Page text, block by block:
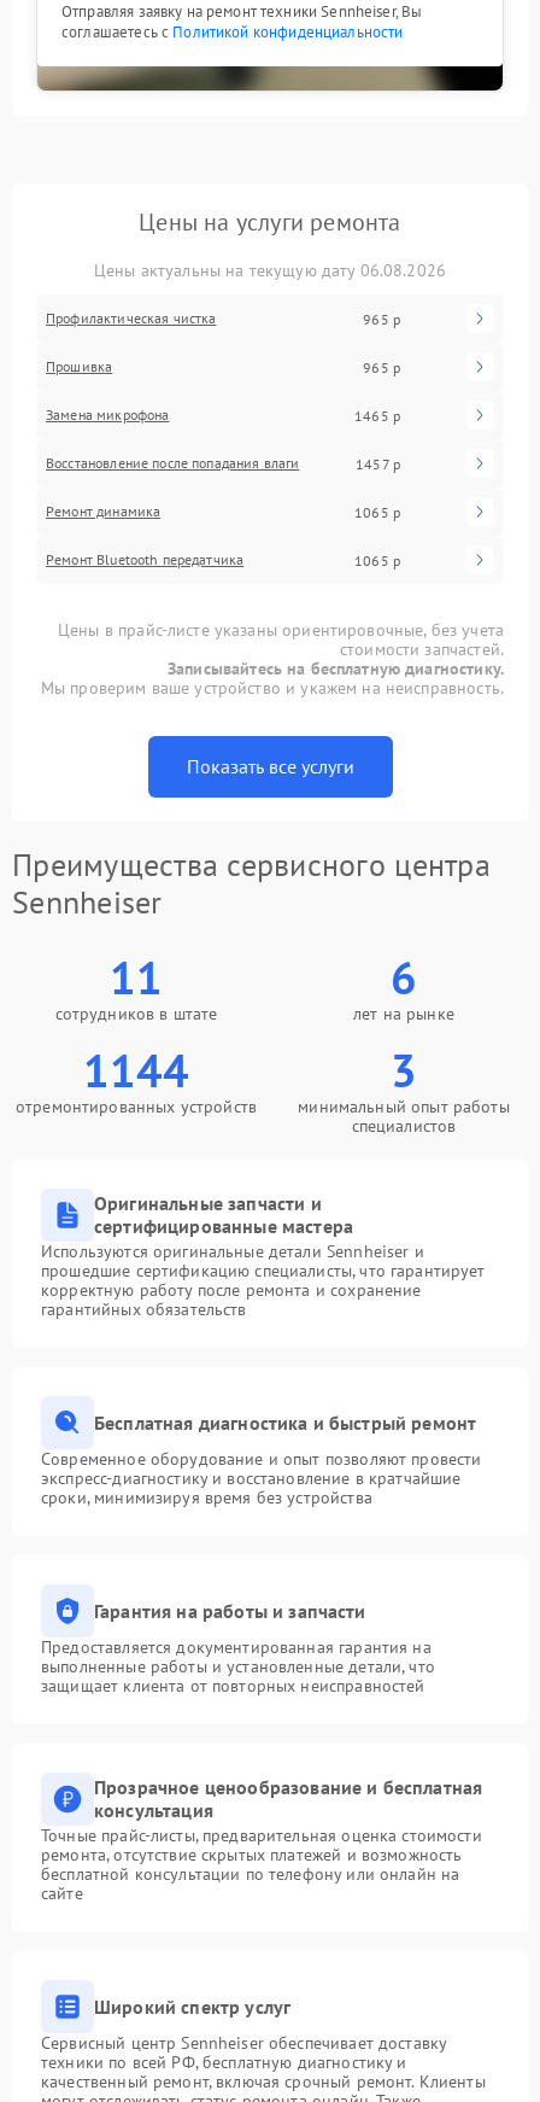
Отправляя заявку на ремонт техники Sennheiser, Вы
соглашаетесь с Политикой конфиденциальности
Цены на услуги ремонта
Цены актуальны на текущую дату 06.08.2026
Профилактическая чистка 965 р
Прошивка 965 р
Замена микрофона 1465 р
Восстановление после попадания влаги 1457 р
Ремонт динамика 1065 р
Ремонт Bluetooth передатчика 1065 р
Цены в прайс-листе указаны ориентировочные, без учета
стоимости запчастей.
Записывайтесь на бесплатную диагностику.
Мы проверим ваше устройство и укажем на неисправность.
Показать все услуги
Преимущества сервисного центра
Sennheiser
11
сотрудников в штате
6
лет на рынке
1144
отремонтированных устройств
3
минимальный опыт работы
специалистов
Оригинальные запчасти и
сертифицированные мастера
Используются оригинальные детали Sennheiser и
прошедшие сертификацию специалисты, что гарантирует
корректную работу после ремонта и сохранение
гарантийных обязательств
Бесплатная диагностика и быстрый ремонт
Современное оборудование и опыт позволяют провести
экспресс-диагностику и восстановление в кратчайшие
сроки, минимизируя время без устройства
Гарантия на работы и запчасти
Предоставляется документированная гарантия на
выполненные работы и установленные детали, что
защищает клиента от повторных неисправностей
Прозрачное ценообразование и бесплатная
консультация
Точные прайс-листы, предварительная оценка стоимости
ремонта, отсутствие скрытых платежей и возможность
бесплатной консультации по телефону или онлайн на
сайте
Широкий спектр услуг
Сервисный центр Sennheiser обеспечивает доставку
техники по всей РФ, бесплатную диагностику и
качественный ремонт, включая срочный ремонт. Клиенты